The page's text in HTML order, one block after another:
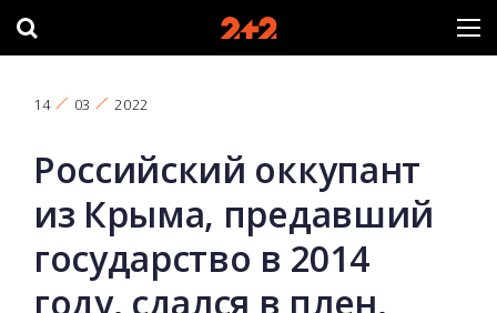
14 03 2022
Российский оккупант
из Крыма, предавший
государство в 2014
году, сдался в плен,